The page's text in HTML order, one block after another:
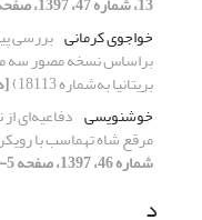
خواجوی کرمانی بررسی
براساس نسخه مصور سه
بریتانیا به‌شماره 18113)
[دوره
خوشنویسی دفاعیه‌ای
مرقع شاه تهماسب با
شماره 46، 1397، صفحه 5-15]
د